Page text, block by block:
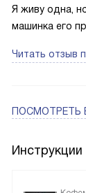
Я живу одна,
машинка его
сразу
нервы, а
лишних
я быстро
Читать отзыв
ПОСМОТРЕТЬ